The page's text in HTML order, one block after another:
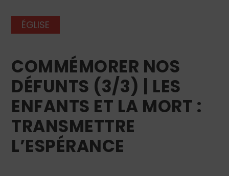
ÉGLISE
COMMÉMORER NOS
DÉFUNTS (3/3) | LES
ENFANTS ET LA MORT :
TRANSMETTRE
L’ESPÉRANCE